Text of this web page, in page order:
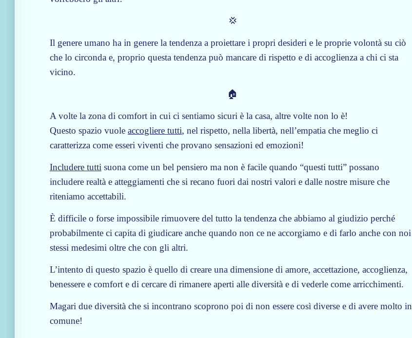
💢
Il genere umano ha in genere la tendenza a proiettare i propri desideri e le proprie volontà su ciò
che lo circonda e, proprio questa tendenza può mancare di rispetto e di accoglienza a chi ci sta
vicino.
🏠
A volte la zona di comfort in cui ci sentiamo sicuri è la casa, altre volte non lo è!
Questo spazio vuole accogliere tutti, nel rispetto, nella libertà, nell’empatia che meglio ci
caratterizza come esseri viventi che provano sensazioni ed emozioni!
Includere tutti suona come un bel pensiero ma non è facile quando “questi tutti” possano
includere realtà e atteggiamenti che si recano fuori dai nostri valori e dalle nostre misure che
riteniamo accettabili.
È difficile o forse impossibile rimuovere del tutto la tendenza che abbiamo al giudizio perché
probabilmente ci capita di giudicare anche quando non ce ne accorgiamo e di farlo anche con noi
stessi medesimi oltre che con gli altri.
L’intento di questo spazio è quello di creare una dimensione di amore, accettazione, accoglienza,
benessere e comfort e di cercare di rimanere aperti alle diversità e di vederle come arricchimenti.
Magari due diversità che si incontrano scoprono poi di non essere così diverse e di avere molto in
comune!